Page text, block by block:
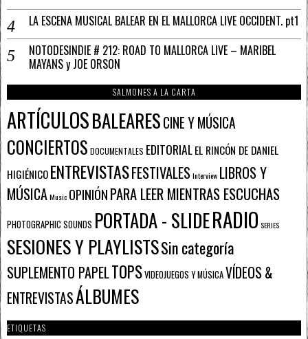
LA ESCENA MUSICAL BALEAR EN EL MALLORCA LIVE OCCIDENT. pt1
NOTODESINDIE # 212: ROAD TO MALLORCA LIVE – MARIBEL
MAYANS y JOE ORSON
SALMONES A LA CARTA
ARTÍCULOSBALEARESCINE Y MÚSICA
CONCIERTOS DOCUMENTALES EDITORIALEL RINCÓN DE DANIEL
HIGIÉNICOENTREVISTASFESTIVALESInterview LIBROS Y
MÚSICAMusic OPINIÓNPARA LEER MIENTRAS ESCUCHAS
PHOTOGRAPHIC SOUNDS PORTADA - SLIDERADIO SERIES
SESIONES Y PLAYLISTSSin categoría
SUPLEMENTO PAPELTOPSVIDEOJUEGOS Y MÚSICAVÍDEOS &
ENTREVISTASÁLBUMES
ETIQUETAS